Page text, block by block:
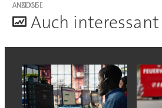
ANZEIGE
Auch interessant